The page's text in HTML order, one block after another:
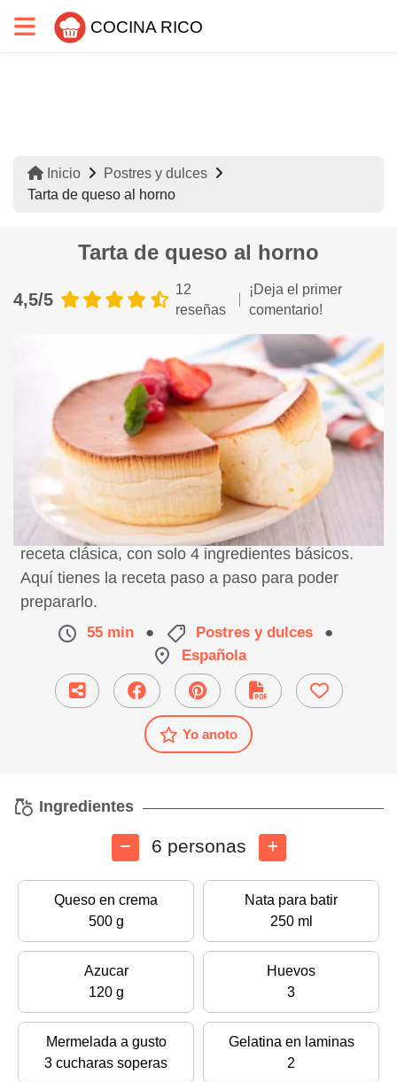
COCINA RICO
Inicio
Postres y dulces
Tarta de queso al horno
Tarta de queso al horno
4,5/5
12
reseñas
¡Deja el primer
comentario!
Receta de Tarta de queso al horno. Esta es una
receta clásica, con solo 4 ingredientes básicos.
Aquí tienes la receta paso a paso para poder
prepararlo.
55 min ● Postres y dulces
●
Española
Yo anoto
Ingredientes
6 personas
Queso en crema
500 g
Nata para batir
250 ml
Azucar
120 g
Huevos
3
Mermelada a gusto
3 cucharas soperas
Gelatina en laminas
2